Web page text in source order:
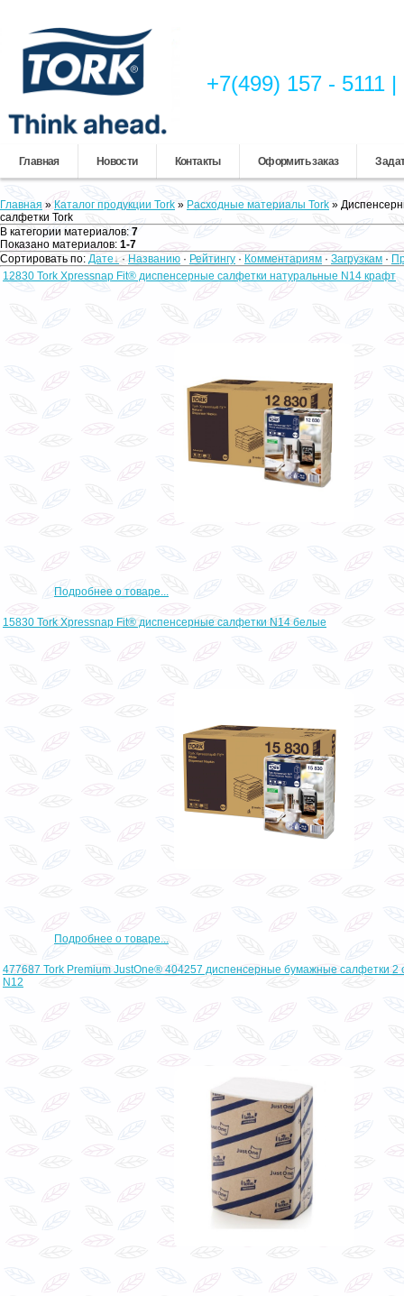
+7(499) 157 -
Главная Новости Контакты Оформить заказ
Главная » Каталог продукции Tork » Расходные материалы Tork »
салфетки Tork
В категории материалов: 7
Показано материалов: 1-7
Сортировать по: Дате · Названию · Рейтингу · Комментариям · Загрузкам ·
12830 Tork Xpressnap Fit® диспенсерные салфетки натуральные N14 крафт
Подробнее о товаре...
15830 Tork Xpressnap Fit® диспенсерные салфетки N14 белые
Подробнее о товаре...
477687 Tork Premium JustOne® 404257 диспенсерные бумажные салфетки 2
N12